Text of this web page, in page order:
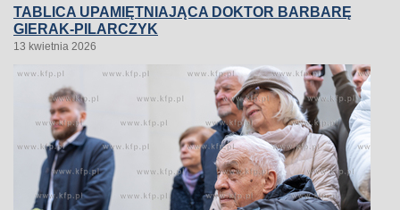
TABLICA UPAMIĘTNIAJĄCA DOKTOR BARBARĘ
GIERAK-PILARCZYK
13 kwietnia 2026